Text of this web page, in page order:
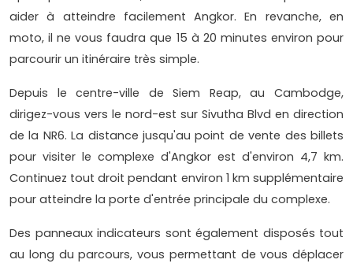
aider à atteindre facilement Angkor. En revanche, en
moto, il ne vous faudra que 15 à 20 minutes environ pour
parcourir un itinéraire très simple.
Depuis le centre-ville de Siem Reap, au Cambodge,
dirigez-vous vers le nord-est sur Sivutha Blvd en direction
de la NR6. La distance jusqu'au point de vente des billets
pour visiter le complexe d'Angkor est d'environ 4,7 km.
Continuez tout droit pendant environ 1 km supplémentaire
pour atteindre la porte d'entrée principale du complexe.
Des panneaux indicateurs sont également disposés tout
au long du parcours, vous permettant de vous déplacer